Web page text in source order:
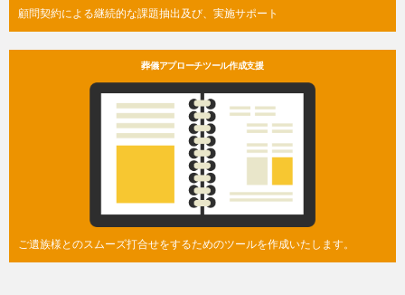
顧問契約による継続的な課題抽出及び、実施サポート
葬儀アプローチツール作成支援
ご遺族様とのスムーズ打合せをするためのツールを作成いたします。